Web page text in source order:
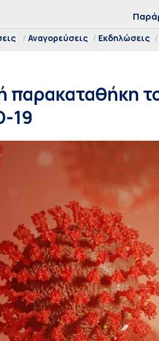
Αναγορεύσεις Εκδηλώσεις
παρακαταθήκη
19